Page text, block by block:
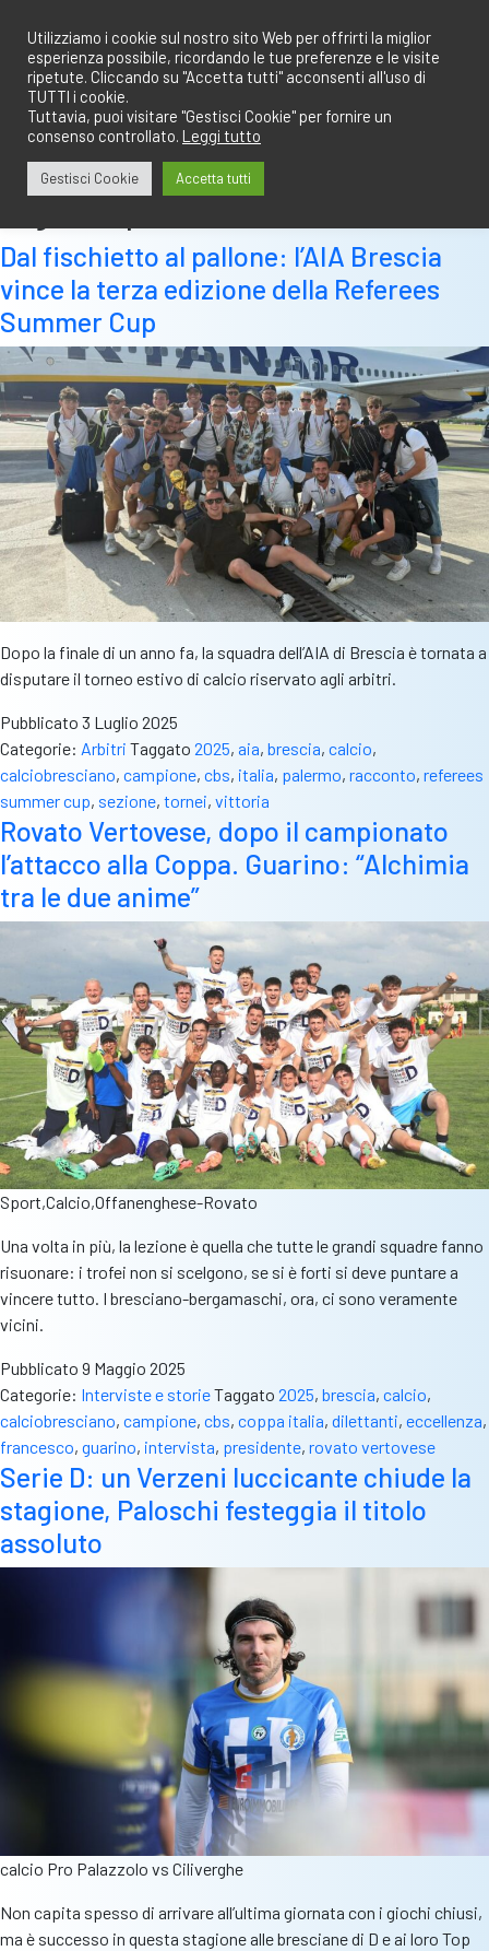
contenuto
Dal fischietto al pallone: l’AIA Brescia
vince la terza edizione della Referees
Summer Cup
Dopo la finale di un anno fa, la squadra dell’AIA di Brescia è tornata a
disputare il torneo estivo di calcio riservato agli arbitri.
Pubblicato 3 Luglio 2025
Categorie: Arbitri Taggato 2025, aia, brescia, calcio,
calciobresciano, campione, cbs, italia, palermo, racconto, referees
summer cup, sezione, tornei, vittoria
Rovato Vertovese, dopo il campionato
l’attacco alla Coppa. Guarino: “Alchimia
tra le due anime”
Sport,Calcio,Offanenghese-Rovato
Una volta in più, la lezione è quella che tutte le grandi squadre fanno
risuonare: i trofei non si scelgono, se si è forti si deve puntare a
vincere tutto. I bresciano-bergamaschi, ora, ci sono veramente
vicini.
Pubblicato 9 Maggio 2025
Categorie: Interviste e storieTaggato 2025, brescia, calcio,
calciobresciano, campione, cbs, coppa italia, dilettanti, eccellenza,
francesco, guarino, intervista, presidente, rovato vertovese
Serie D: un Verzeni luccicante chiude la
stagione, Paloschi festeggia il titolo
assoluto
calcio Pro Palazzolo vs Ciliverghe
Non capita spesso di arrivare all’ultima giornata con i giochi chiusi,
ma è successo in questa stagione alle bresciane di D e ai loro Top
Utilizziamo i cookie sul nostro sito Web per offrirti la miglior
esperienza possibile, ricordando le tue preferenze e le visite
ripetute. Cliccando su "Accetta tutti" acconsenti all'uso di
TUTTI i cookie.
Tuttavia, puoi visitare "Gestisci Cookie" per fornire un
consenso controllato. Leggi tutto
Gestisci Cookie Accetta tutti